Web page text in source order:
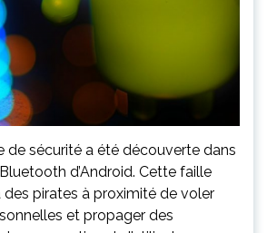
de sécurité a été découverte dans
d’Android. Cette faille
pirates à proximité de voler
et propager des